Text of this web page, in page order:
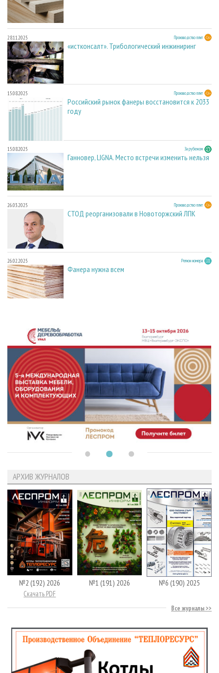
28.11.2025 Производство плит
«истконсалт». Трибологический инжиниринг
15.08.2025 Производство плит
Российский рынок фанеры восстановится к 2033
году
15.08.2025 За рубежом
Ганновер, LIGNA. Место встречи изменить нельзя
26.03.2025 Производство плит
СТОД реорганизовали в Новоторжский ЛПК
26.02.2025 Регион номера
Фанера нужна всем
АРХИВ ЖУРНАЛОВ
№2 (192) 2026
Скачать PDF
№1 (191) 2026 №6 (190) 2025
Все журналы